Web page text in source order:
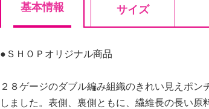
基本情報 サイズ
●ＳＨＯＰオリジナル商品
２８ゲージのダブル編み組織のきれい見えポン
しました。表側、裏側ともに、繊維長の長い原